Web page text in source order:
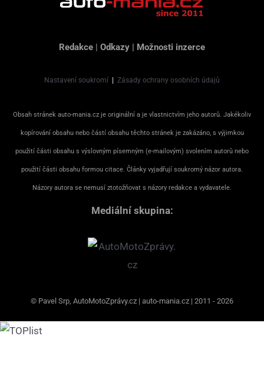
Redakce | Odkazy | Možnosti inzerce
Nastavení soukromí | Zásady ochrany osobních údajů
Obsah stránek auto-mania.cz je originální a je vlastnictvím jeho autorů. Jakékoliv
kopírování obsahu nebo částí obsahu těchto stránek je zakázáno, s výjimkou
použití části obsahu s výslovným písemným (e-mailovým) svolením autorů nebo
použití části obsahu formou citace. Články vyjadřují soukromý názor autora.
Názory autora se nemusí ztotožňovat s názory redakce a vydavatele.
Mediální skupina:
© Pavel Srp, AutoMotoZprávy.cz | auto-mania.cz | 2011 - 2026